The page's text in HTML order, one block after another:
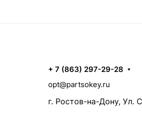
+ 7 (863) 297-29-28
opt@partsokey.ru
г. Ростов-на-Дону, Ул.